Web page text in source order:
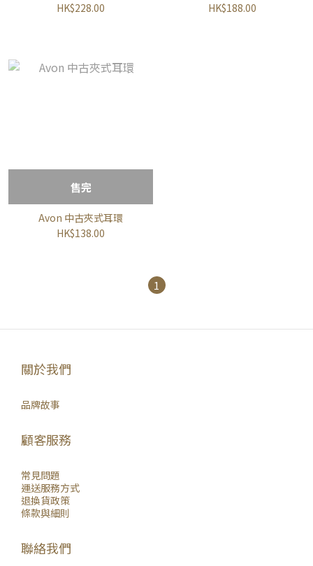
HK$228.00
HK$188.00
售完
Avon 中古夾式耳環
HK$138.00
1
關於我們
品牌故事
顧客服務
常見問題
運送服務方式
退換貨政策
條款與細則
聯絡我們